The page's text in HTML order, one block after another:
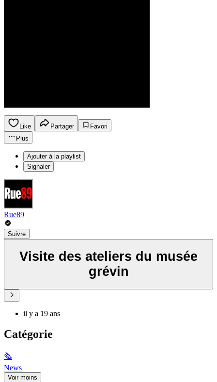
Like Partager
Favori
Plus
Ajouter à la playlist
Signaler
Rue89
Suivre
Visite des ateliers du musée
grévin
il y a 19 ans
Catégorie
🗞
News
Voir moins